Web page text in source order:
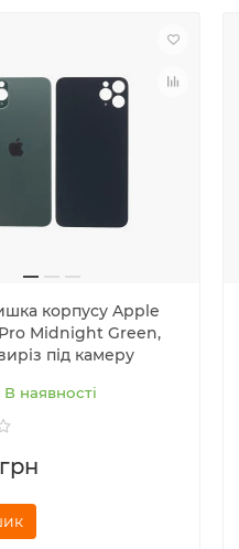
корпусу Apple
Pro Midnight Green,
під камеру
В наявності